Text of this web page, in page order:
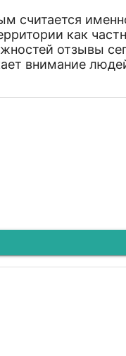
считается
как
отзывы
внимание